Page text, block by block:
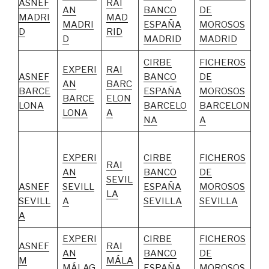
ASNEF
MADRI
D
AN
MADRI
D
RAI
MAD
RID
BANCO
ESPAÑA
MADRID
DE
MOROSOS
MADRID
ASNEF
BARCE
LONA
EXPERI
AN
BARCE
LONA
RAI
BARC
ELON
A
CIRBE
BANCO
ESPAÑA
BARCELO
NA
FICHEROS
DE
MOROSOS
BARCELON
A
ASNEF
SEVILL
A
EXPERI
AN
SEVILL
A
RAI
SEVIL
LA
CIRBE
BANCO
ESPAÑA
SEVILLA
FICHEROS
DE
MOROSOS
SEVILLA
ASNEF
M
EXPERI
AN
RAI
MÁLA
CIRBE
BANCO
FICHEROS
DE